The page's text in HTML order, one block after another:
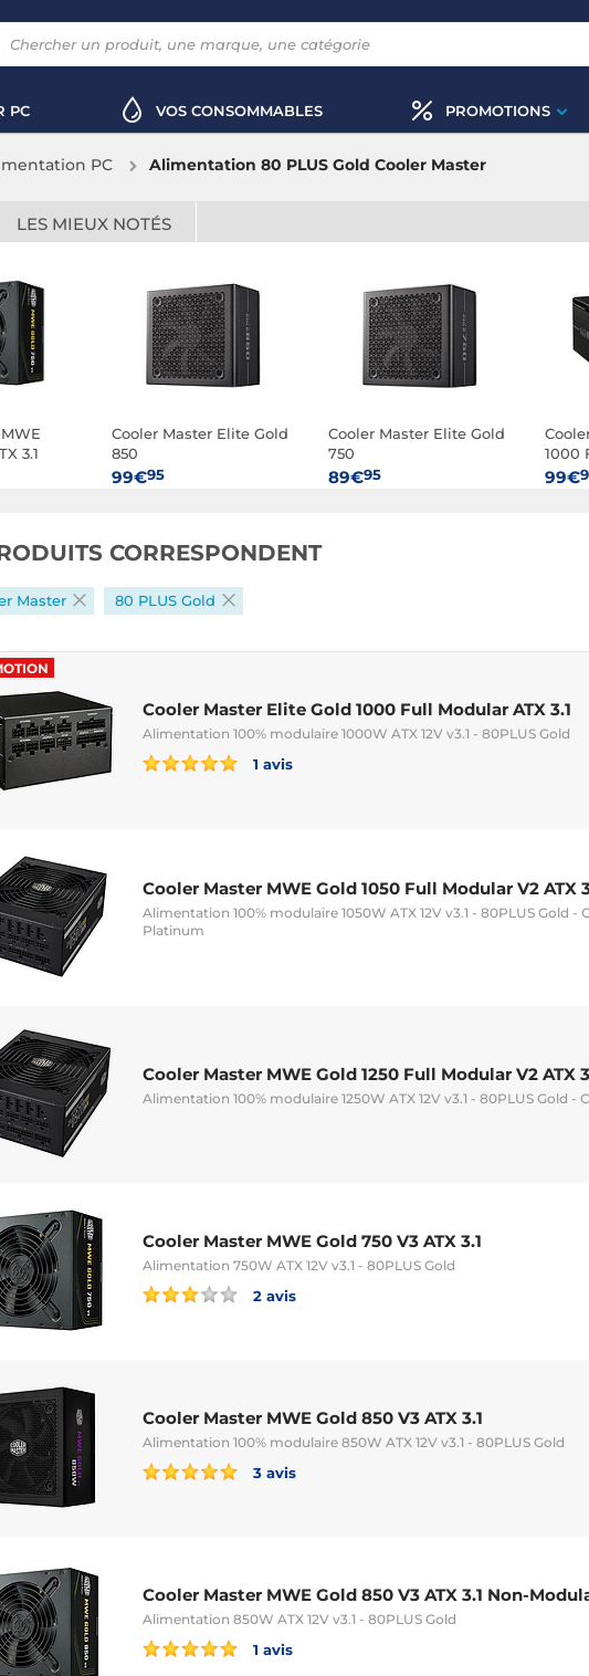
PC VOS CONSOMMABLES PROMOTIONS
PC Alimentation 80 PLUS Gold Cooler Master
LES MIEUX NOTÉS
3.1
Cooler Master Elite Gold
850
99€95
Cooler Master Elite Gold
750
89€95
1000
3.1
99€
CORRESPONDENT
Master 80 PLUS Gold
Cooler Master Elite Gold 1000 Full Modular ATX 3.1
Alimentation 100% modulaire 1000W ATX 12V v3.1 - 80PLUS Gold
1 avis
Cooler Master MWE Gold 1050 Full Modular V2 ATX
Alimentation 100% modulaire 1050W ATX 12V v3.1 - 80PLUS Gold -
Platinum
Cooler Master MWE Gold 1250 Full Modular V2 ATX
Alimentation 100% modulaire 1250W ATX 12V v3.1 - 80PLUS Gold -
Cooler Master MWE Gold 750 V3 ATX 3.1
Alimentation 750W ATX 12V v3.1 - 80PLUS Gold
2 avis
Cooler Master MWE Gold 850 V3 ATX 3.1
Alimentation 100% modulaire 850W ATX 12V v3.1 - 80PLUS Gold
3 avis
Cooler Master MWE Gold 850 V3 ATX 3.1 Non-
Alimentation 850W ATX 12V v3.1 - 80PLUS Gold
1 avis